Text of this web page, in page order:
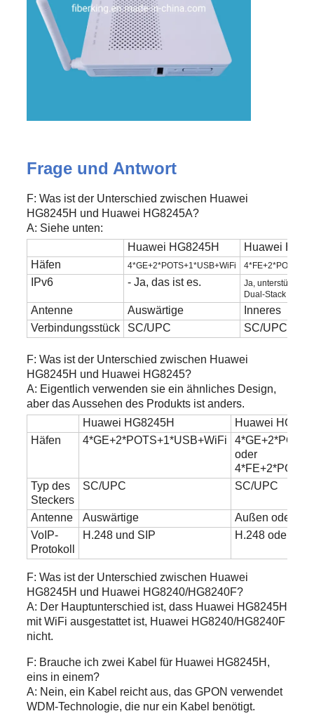
Frage und Antwort
F: Was ist der Unterschied zwischen Huawei
HG8245H und Huawei HG8245A?
A: Siehe unten:
Huawei HG8245H
Huawei
Häfen
4*GE+2*POTS+1*USB+WiFi
IPv6 - Ja, das ist es.
Ja, unterstützt
Dual-Stack
Antenne Auswärtige
Inneres
Verbindungsstück
SC/UPC SC/UPC
F: Was ist der Unterschied zwischen Huawei
HG8245H und Huawei HG8245?
A: Eigentlich verwenden sie ein ähnliches Design,
aber das Aussehen des Produkts ist anders.
Huawei HG8245H
Huawei
Häfen
4*GE+2*POTS+1*USB+WiFi
oder
Typ des
Steckers
SC/UPC SC/UPC
Antenne Auswärtige
Außen oder
VoIP-
Protokoll
H.248 und SIP H.248 oder SIP
F: Was ist der Unterschied zwischen Huawei
HG8245H und Huawei HG8240/HG8240F?
A: Der Hauptunterschied ist, dass Huawei HG8245H
mit WiFi ausgestattet ist, Huawei HG8240/HG8240F
nicht.
F: Brauche ich zwei Kabel für Huawei HG8245H,
eins in einem?
A: Nein, ein Kabel reicht aus, das GPON verwendet
WDM-Technologie, die nur ein Kabel benötigt.